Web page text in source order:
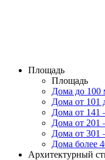
Площадь
Площадь
Дома до 100
Дома от 101
Дома от 141
Дома от 201
Дома от 301
Дома более
Архитектурный